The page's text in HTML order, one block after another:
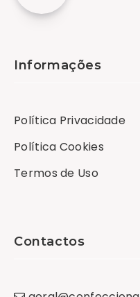
Informações
Política Privacidade
Política Cookies
Termos de Uso
Contactos